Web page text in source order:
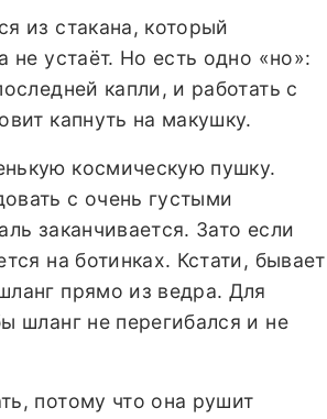
из стакана, который
не устаёт. Но есть одно «но»:
капли, и работать с
капнуть на макушку.
космическую пушку.
с очень густыми
заканчивается. Зато если
на ботинках. Кстати, бывает
прямо из ведра. Для
шланг не перегибался и не
потому что она рушит